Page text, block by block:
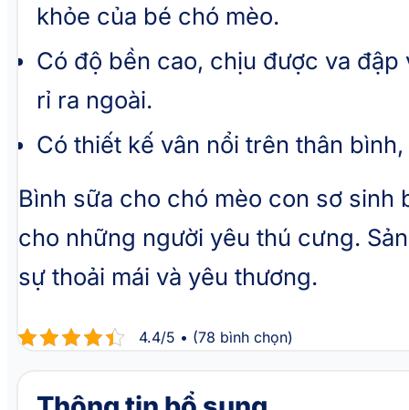
khỏe của bé chó mèo.
Có độ bền cao, chịu được va
rỉ ra ngoài.
Có thiết kế vân nổi trên thân
Bình sữa cho chó mèo con sơ sinh
cho những người yêu thú cưng.
sự thoải mái và yêu thương.
4.4/5 • (78 bình chọn)